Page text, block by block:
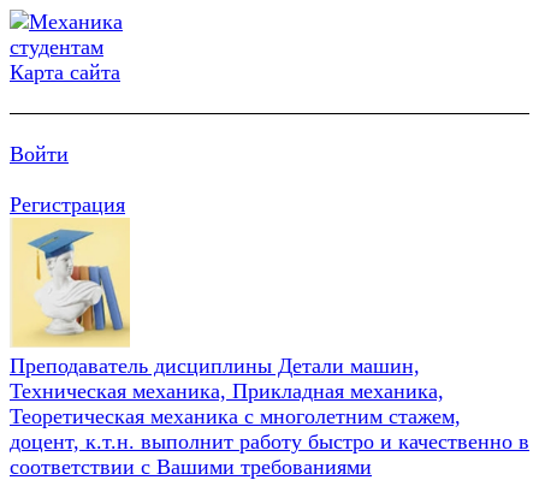
Карта сайта
Войти
Регистрация
Преподаватель дисциплины Детали машин,
Техническая механика, Прикладная механика,
Теоретическая механика с многолетним стажем,
доцент, к.т.н. выполнит работу быстро и качественно в
соответствии с Вашими требованиями